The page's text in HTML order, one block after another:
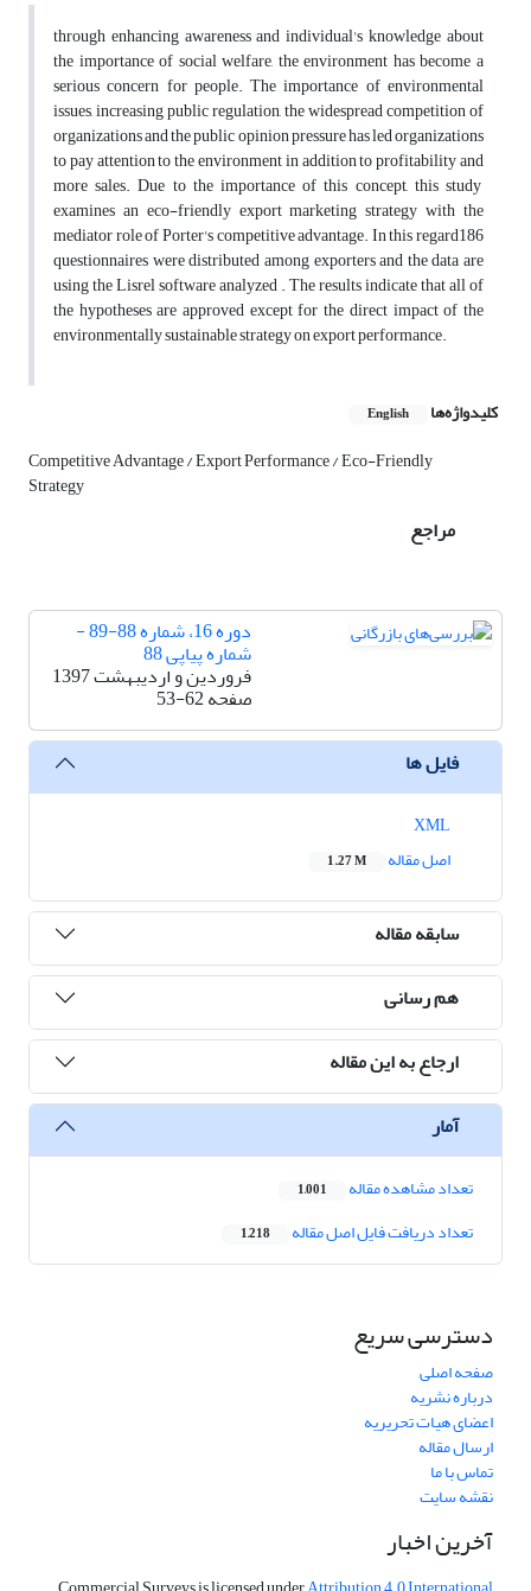
through enhancing awareness and individual's knowledge about
the importance of social welfare, the environment has become a
serious concern for people. The importance of environmental
issues, increasing public regulation, the widespread competition of
organizations and the public opinion pressure has led organizations
to pay attention to the environment in addition to profitability and
more sales. Due to the importance of this concept, this study
examines an eco-friendly export marketing strategy with the
mediator role of Porter's competitive advantage. In this regard186
questionnaires were distributed among exporters and the data are
using the Lisrel software analyzed . The results indicate that all of
the hypotheses are approved except for the direct impact of the
environmentally sustainable strategy on export performance.
کلیدواژه‌ها English
Competitive Advantage / Export Performance / Eco-Friendly
Strategy
مراجع
دوره 16، شماره 88-89 -
شماره پیاپی 88
فروردین و اردیبهشت 1397
صفحه53-62
فایل ها
اصل مقاله
1.27 M
سابقه مقاله
هم رسانی
ارجاع به این مقاله
آمار
تعداد مشاهده مقاله 1,001
تعداد دریافت فایل اصل مقاله 1,218
دسترسی سریع
صفحه اصلی
درباره نشریه
اعضای هیات تحریریه
ارسال مقاله
تماس با ما
نقشه سایت
آخرین اخبار